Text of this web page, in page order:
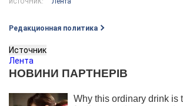
Редакционная политика
Источник
Лента